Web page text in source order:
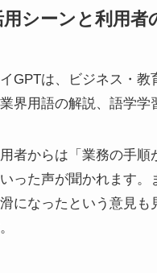
用シーンと利用者
GPTは、ビジネス・
界用語の解説、語学学
者からは「業務の手順
った声が聞かれます
になったという意見